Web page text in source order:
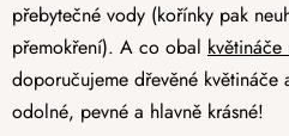
přebytečné vody (kořínky pak
přemokření). A co obal
doporučujeme dřevěné květináče
odolné, pevné a hlavně krásné!